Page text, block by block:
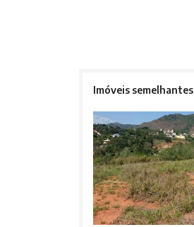
Imóveis semelhantes